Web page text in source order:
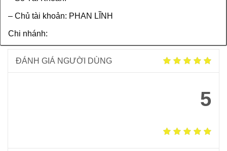
– Chủ tài khoản: PHAN LĨNH
Chi nhánh:
ĐÁNH GIÁ NGƯỜI DÙNG
5